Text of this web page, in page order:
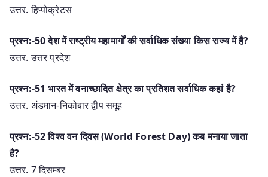
उत्तर. हिप्पोक्रेटस
प्रश्न:-50 देश में राष्ट्रीय महामार्गों की सर्वाधिक संख्या किस राज्य में है?
उत्तर. उत्तर प्रदेश
प्रश्न:-51 भारत में वनाच्छादित क्षेत्र का प्रतिशत सर्वाधिक कहां है?
उत्तर. अंडमान-निकोबार द्वीप समूह
प्रश्न:-52 विश्व वन दिवस (World Forest Day) कब मनाया जाता
है?
उत्तर. 7 दिसम्बर